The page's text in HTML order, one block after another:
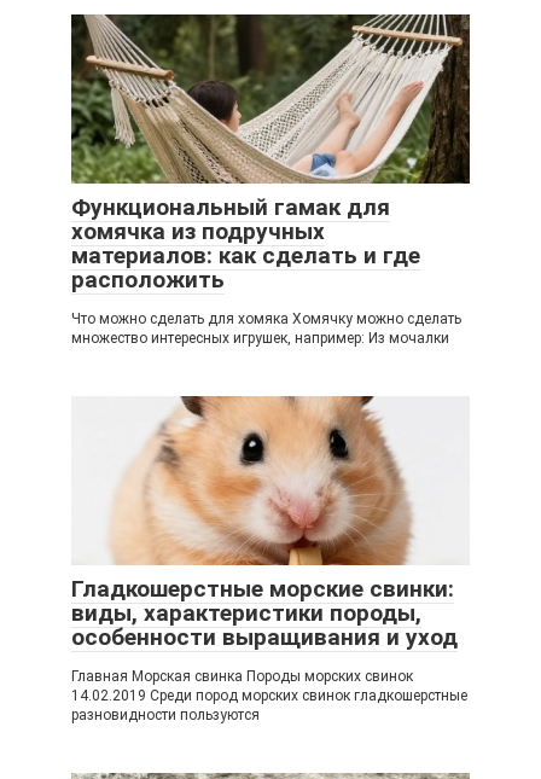
Функциональный гамак для
хомячка из подручных
материалов: как сделать и где
расположить
Что можно сделать для хомяка Хомячку можно сделать
множество интересных игрушек, например: Из мочалки
Гладкошерстные морские свинки:
виды, характеристики породы,
особенности выращивания и уход
Главная Морская свинка Породы морских свинок
14.02.2019 Среди пород морских свинок гладкошерстные
разновидности пользуются